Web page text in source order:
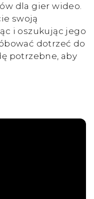
dla gier wideo.
swoją
i oszukując jego
dotrzeć do
potrzebne, aby